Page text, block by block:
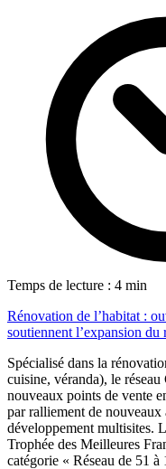
Temps de lecture : 4 min
Rénovation de l’habitat :
soutiennent l’expansion du
Spécialisé dans la
cuisine, véranda), le
nouveaux points de vente
par ralliement de nouveaux
développement multisites.
Trophée des Meilleures
catégorie « Réseau de 51